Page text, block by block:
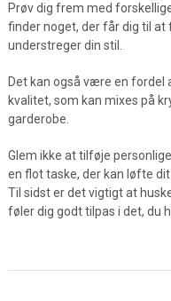
Prøv dig frem med
finder noget, der får dig til
understreger din stil.
Det kan også være en fordel
kvalitet, som kan mixes på
garderobe.
Glem ikke at tilføje
en flot taske, der kan løfte
Til sidst er det vigtigt at
føler dig godt tilpas i det, du